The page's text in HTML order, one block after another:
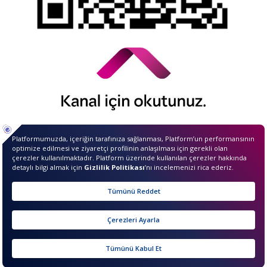
QNBiştirakidir.
sıkcasorulan
Merhaba ben InvestIQ. Size
nasıl yardımcı olabilirim?